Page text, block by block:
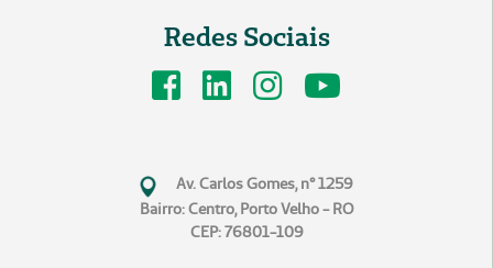
Redes Sociais
Av. Carlos Gomes, n° 1259
Bairro: Centro, Porto Velho - RO
CEP: 76801-109